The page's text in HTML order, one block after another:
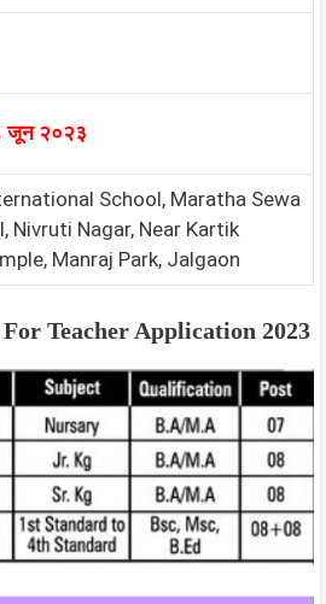
जून २०२३
School, Maratha Sewa
Nivruti Nagar, Near Kartik
Manraj Park, Jalgaon
Teacher Application 2023